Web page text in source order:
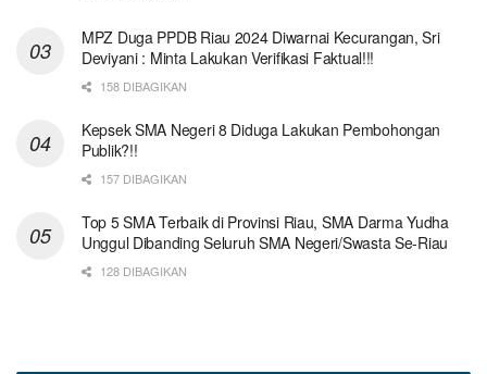
MPZ Duga PPDB Riau 2024 Diwarnai Kecurangan, Sri
Deviyani : Minta Lakukan Verifikasi Faktual!!!
158 DIBAGIKAN
Kepsek SMA Negeri 8 Diduga Lakukan Pembohongan
Publik?!!
157 DIBAGIKAN
Top 5 SMA Terbaik di Provinsi Riau, SMA Darma Yudha
Unggul Dibanding Seluruh SMA Negeri/Swasta Se-Riau
128 DIBAGIKAN